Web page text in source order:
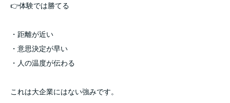
👉体験では勝てる
・距離が近い
・意思決定が早い
・人の温度が伝わる
これは大企業にはない強みです。